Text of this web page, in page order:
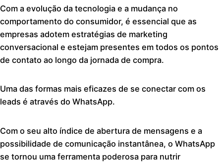
Com a evolução da tecnologia e a mudança no
comportamento do consumidor, é essencial que as
empresas adotem estratégias de marketing
conversacional e estejam presentes em todos os pontos
de contato ao longo da jornada de compra.
Uma das formas mais eficazes de se conectar com os
leads é através do WhatsApp.
Com o seu alto índice de abertura de mensagens e a
possibilidade de comunicação instantânea, o WhatsApp
se tornou uma ferramenta poderosa para nutrir